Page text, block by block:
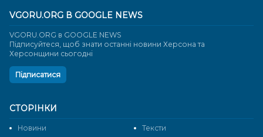
СТОРІНКИ
Новини
Тексти
VGORU.ORG В GOOGLE NEWS
VGORU.ORG в GOOGLE NEWS
Підписуйтеся, щоб знати останні новини Херсона та
Херсонщини сьогодні
Підписатися